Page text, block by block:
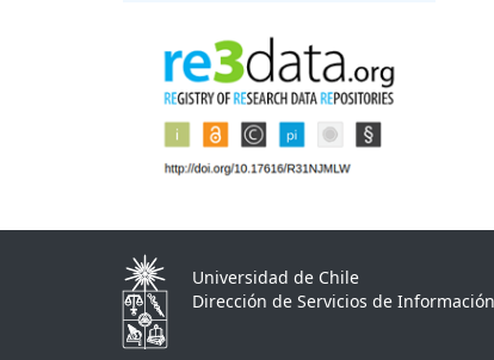
Universidad de Chile
Dirección de Servicios de